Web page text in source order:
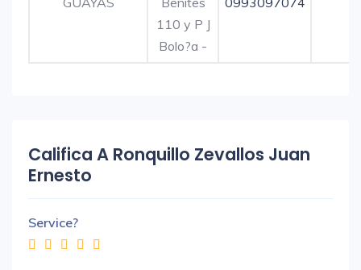
110 y P J
Bolo?a -
Califica A Ronquillo Zevallos Juan
Ernesto
Service?